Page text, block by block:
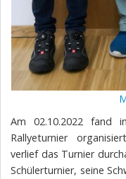
Am 02.10.2022 fand
Rallyeturnier
verlief das Turnier
Schülerturnier, seine